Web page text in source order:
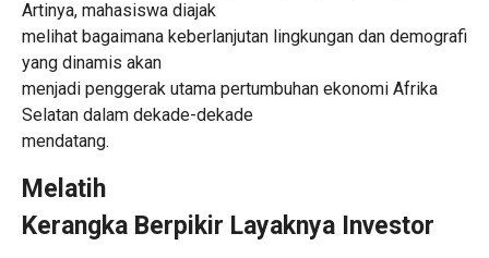
Artinya, mahasiswa diajak
melihat bagaimana keberlanjutan lingkungan dan demografi
yang dinamis akan
menjadi penggerak utama pertumbuhan ekonomi Afrika
Selatan dalam dekade-dekade
mendatang.
Melatih
Kerangka Berpikir Layaknya Investor